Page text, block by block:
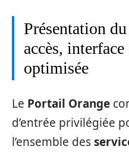
Présentation
accès,
optimisée
Le Portail Orange
d’entrée privilégiée
l’ensemble des